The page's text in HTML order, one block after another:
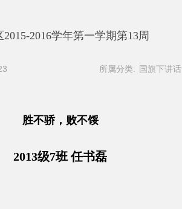
2015-2016学年第一学期第13周
所属分类: 国旗下讲话
胜不骄，败不馁
2013级7班 任书磊